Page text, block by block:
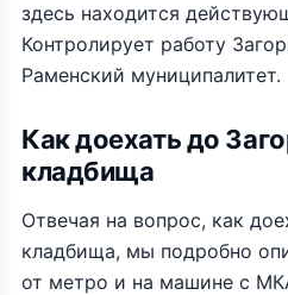
здесь находится
Контролирует работу
Раменский муниципалитет.
Как доехать до
кладбища
Отвечая на вопрос, как
кладбища, мы подробно
от метро и на машине с